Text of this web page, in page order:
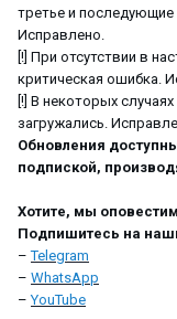
третье и
Исправлено.
[!] При отсутствии в
критическая ошибка.
[!] В некоторых
загружались.
Обновления
подпиской,
Хотите, мы
Подпишитесь на
–Telegram
– WhatsApp
–YouTube